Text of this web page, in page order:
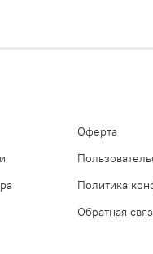
Оферта
Политика
Обратная